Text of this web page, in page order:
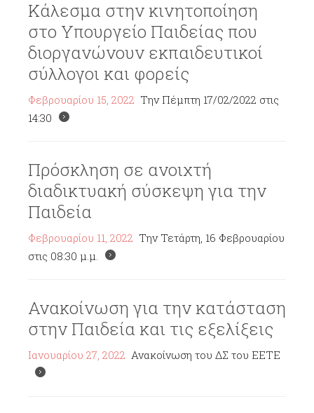
Κάλεσμα στην κινητοποίηση
στο Υπουργείο Παιδείας που
διοργανώνουν εκπαιδευτικοί
σύλλογοι και φορείς
Φεβρουαρίου 15, 2022 Την Πέμπτη 17/02/2022 στις
14:30
Πρόσκληση σε ανοιχτή
διαδικτυακή σύσκεψη για την
Παιδεία
Φεβρουαρίου 11, 2022 Την Τετάρτη, 16 Φεβρουαρίου
στις 08:30 μ.μ.
Ανακοίνωση για την κατάσταση
στην Παιδεία και τις εξελίξεις
Ιανουαρίου 27, 2022 Ανακοίνωση του ΔΣ του ΕΕΤΕ